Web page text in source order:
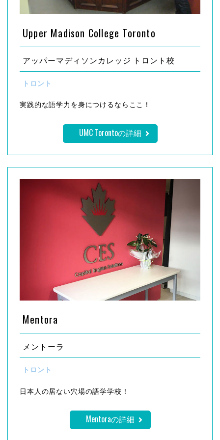
Upper Madison College Toronto
アッパーマディソンカレッジ トロント校
トロント
実践的な語学力を身につけるならここ！
UMC Torontoの詳細
Mentora
メントーラ
トロント
日本人の居ない穴場の語学学校！
Mentoraの詳細